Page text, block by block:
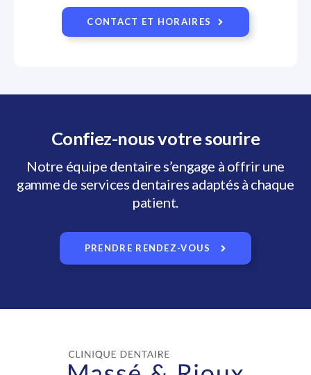
CONTACT ET HORAIRES
Confiez-nous votre sourire
Notre équipe dentaire s’engage à offrir une
gamme de services dentaires adaptés à chaque
patient.
PRENDRE RENDEZ-VOUS